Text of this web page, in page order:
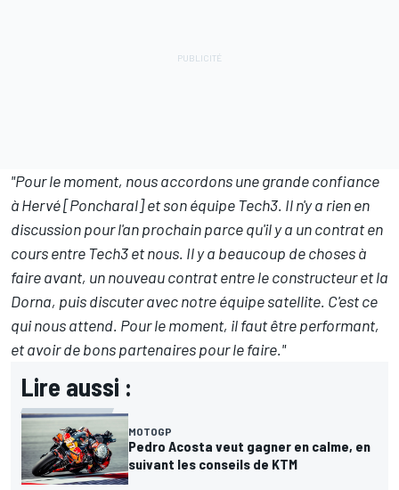
"Pour le moment, nous accordons une grande confiance
à Hervé [Poncharal] et son équipe Tech3. Il n'y a rien en
discussion pour l'an prochain parce qu'il y a un contrat en
cours entre Tech3 et nous. Il y a beaucoup de choses à
faire avant, un nouveau contrat entre le constructeur et la
Dorna, puis discuter avec notre équipe satellite. C'est ce
qui nous attend. Pour le moment, il faut être performant,
et avoir de bons partenaires pour le faire."
Lire aussi :
MOTOGP
Pedro Acosta veut gagner en calme, en
suivant les conseils de KTM